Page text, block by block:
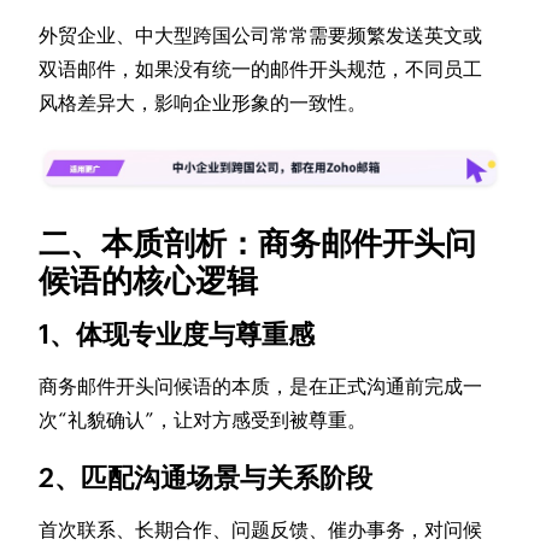
外贸企业、中大型跨国公司常常需要频繁发送英文或
双语邮件，如果没有统一的邮件开头规范，不同员工
风格差异大，影响企业形象的一致性。
二、本质剖析：商务邮件开头问
候语的核心逻辑
1、体现专业度与尊重感
商务邮件开头问候语的本质，是在正式沟通前完成一
次“礼貌确认”，让对方感受到被尊重。
2、匹配沟通场景与关系阶段
首次联系、长期合作、问题反馈、催办事务，对问候